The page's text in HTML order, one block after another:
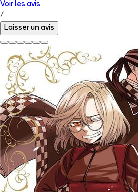
Voir les avis
/
Laisser un avis